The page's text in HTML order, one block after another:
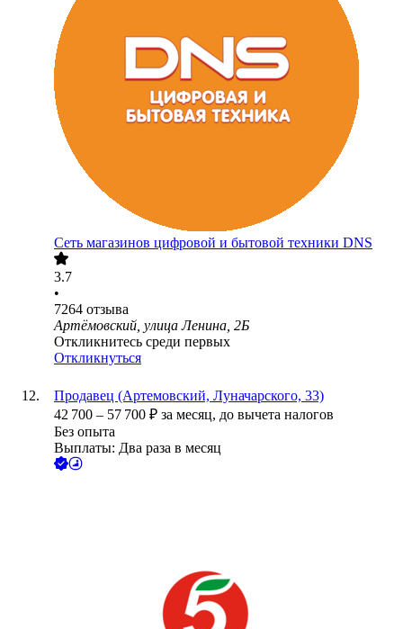
Сеть магазинов цифровой и бытовой техники DNS
3.7
•
7264 отзыва
Артёмовский, улица Ленина, 2Б
Откликнитесь среди первых
Откликнуться
Продавец (Артемовский, Луначарского, 33)
42 700 – 57 700 ₽ за месяц, до вычета налогов
Без опыта
Выплаты: Два раза в месяц